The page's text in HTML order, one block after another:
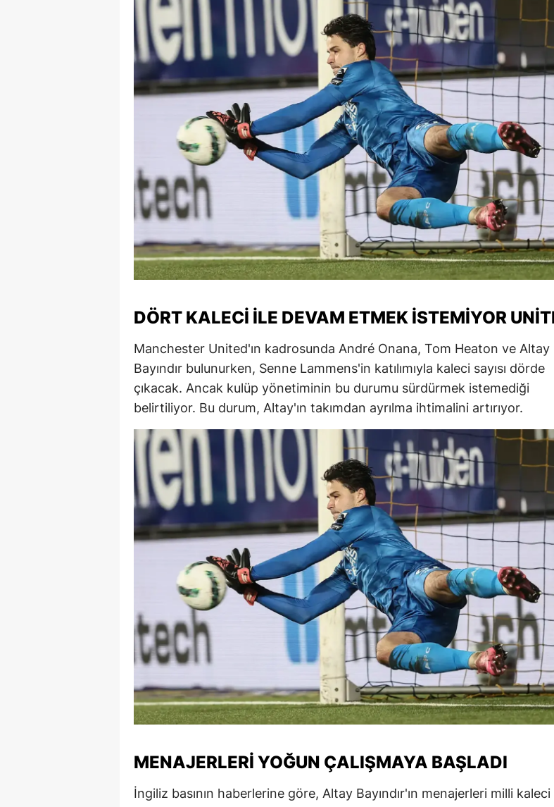
DÖRT KALECI ILE DEVAM ETMEK İSTEMIYOR
Manchester United'ın kadrosunda André Onana, Tom Heaton ve Altay
Bayındır bulunurken, Senne Lammens'in katılımıyla kaleci sayısı dörde
çıkacak. Ancak kulüp yönetiminin bu durumu sürdürmek istemediği
belirtiliyor. Bu durum, Altay'ın takımdan ayrılma ihtimalini artırıyor.
MENAJERLERI YOĞUN ÇALIŞMAYA BAŞLADI
İngiliz basının haberlerine göre, Altay Bayındır'ın menajerleri milli